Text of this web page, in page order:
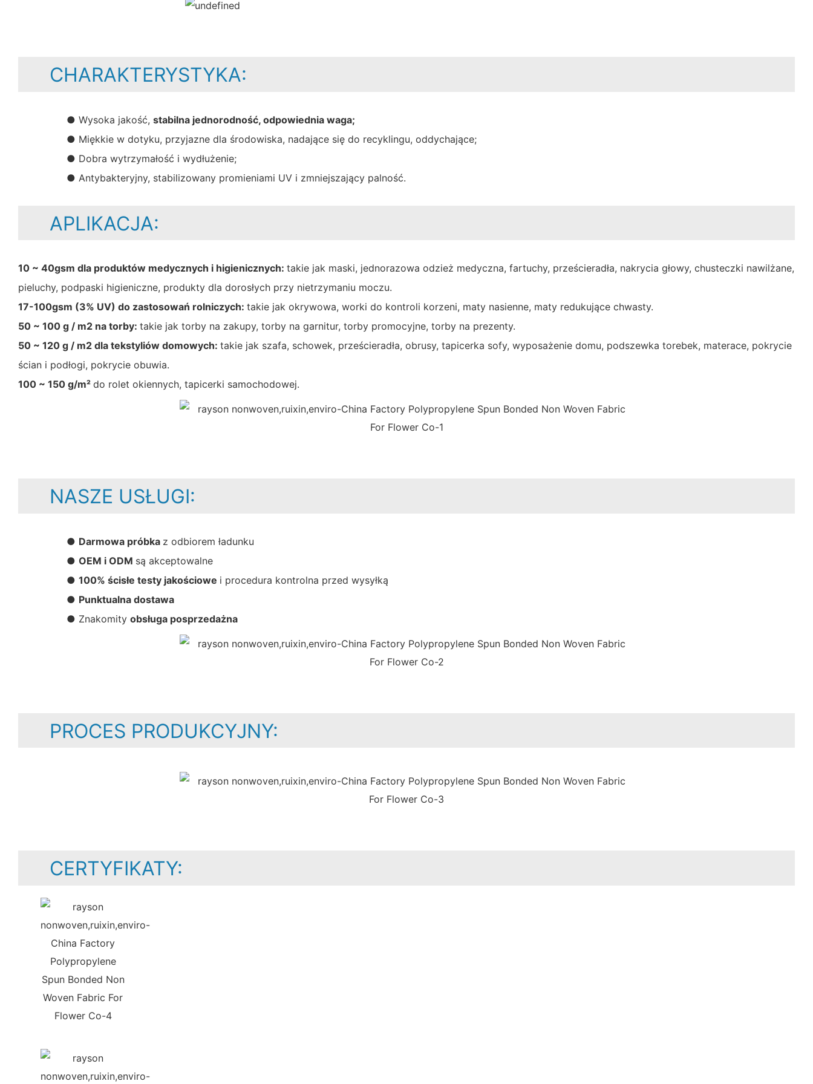
CHARAKTERYSTYKA:
● Wysoka jakość, stabilna jednorodność, odpowiednia waga;
● Miękkie w dotyku, przyjazne dla środowiska, nadające się do recyklingu, oddychające;
● Dobra wytrzymałość i wydłużenie;
● Antybakteryjny, stabilizowany promieniami UV i zmniejszający palność.
APLIKACJA:
10 ~ 40gsm dla produktów medycznych i higienicznych: takie jak maski, jednorazowa odzież medyczna, fartuchy, prześcieradła, nakrycia głowy, chusteczki nawilżane,
pieluchy, podpaski higieniczne, produkty dla dorosłych przy nietrzymaniu moczu.
17-100gsm (3% UV) do zastosowań rolniczych: takie jak okrywowa, worki do kontroli korzeni, maty nasienne, maty redukujące chwasty.
50 ~ 100 g / m2 na torby: takie jak torby na zakupy, torby na garnitur, torby promocyjne, torby na prezenty.
50 ~ 120 g / m2 dla tekstyliów domowych: takie jak szafa, schowek, prześcieradła, obrusy, tapicerka sofy, wyposażenie domu, podszewka torebek, materace, pokrycie
ścian i podłogi, pokrycie obuwia.
100 ~ 150 g/m² do rolet okiennych, tapicerki samochodowej.
NASZE USŁUGI:
● Darmowa próbka z odbiorem ładunku
● OEM i ODM są akceptowalne
● 100% ścisłe testy jakościowe i procedura kontrolna przed wysyłką
● Punktualna dostawa
● Znakomity obsługa posprzedażna
PROCES PRODUKCYJNY:
CERTYFIKATY: